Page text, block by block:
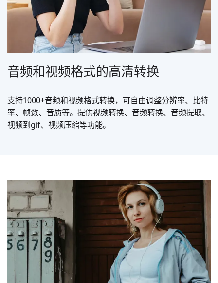
音频和视频格式的高清转换
支持1000+音频和视频格式转换，可自由调整分辨率、比特
率、帧数、音质等。提供视频转换、音频转换、音频提取、
视频到gif、视频压缩等功能。